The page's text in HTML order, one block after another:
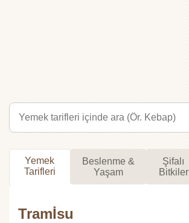
Yemek
Tarifleri
Beslenme &
Yaşam
Şifalı
Bitkiler
Tramİsu